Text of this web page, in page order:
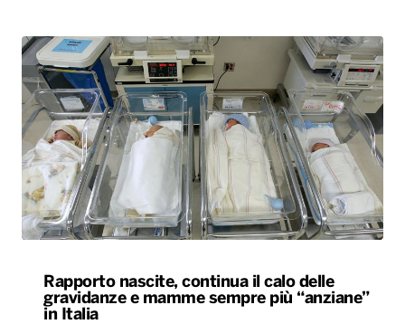
Rapporto nascite, continua il calo delle
gravidanze e mamme sempre più “anziane”
in Italia